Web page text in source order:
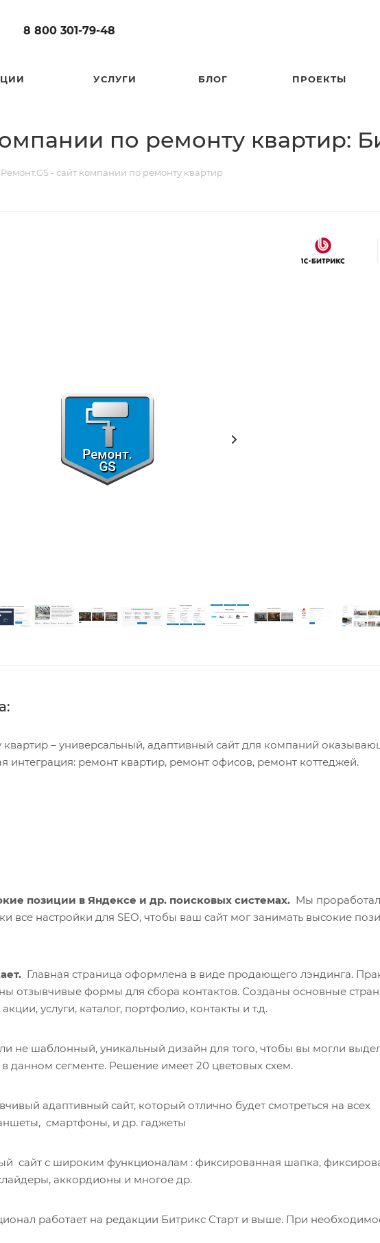
8 800 301-79-48
УСЛУГИ БЛОГ ПРОЕКТЫ
по ремонту квартир:
Ремонт.GS - сайт компании по ремонту квартир
квартир – универсальный, адаптивный сайт для компаний
интеграция: ремонт квартир, ремонт офисов, ремонт коттеджей.
позиции в Яндексе и др. поисковых системах. Мы
все настройки для SEO, чтобы ваш сайт мог занимать высокие
Главная страница оформлена в виде продающего лэндинга.
отзывчивые формы для сбора контактов. Созданы основные
услуги, каталог, портфолио, контакты и т.д.
не шаблонный, уникальный дизайн для того, чтобы вы могли
данном сегменте. Решение имеет 20 цветовых схем.
адаптивный сайт, который отлично будет смотреться на всех
смартфоны, и др. гаджеты
сайт с широким функционалам : фиксированная шапка,
аккордионы и многое др.
работает на редакции Битрикс Старт и выше. При